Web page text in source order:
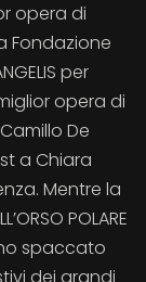
opera di
Fondazione
per
opera di
De
a Chiara
Mentre la
POLARE
spaccato